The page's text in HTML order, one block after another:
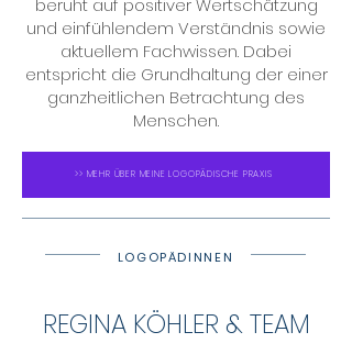
beruht auf positiver Wertschätzung
und einfühlendem Verständnis sowie
aktuellem Fachwissen. Dabei
entspricht die Grundhaltung der einer
ganzheitlichen Betrachtung des
Menschen.
>> MEHR ÜBER MEINE LOGOPÄDISCHE PRAXIS
LOGOPÄDINNEN
REGINA KÖHLER & TEAM